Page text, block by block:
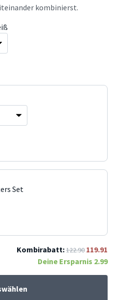
kombinierst.
Set
Kombirabatt:122.90 119.91
Deine Ersparnis 2.99